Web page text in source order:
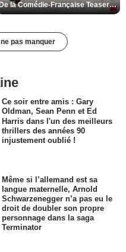
De la Comédie-Française Teaser VF
pas manquer
Ce soir entre amis : Gary
Oldman, Sean Penn et Ed
Harris dans l'un des meilleurs
thrillers des années 90
injustement oublié !
Même si l’allemand est sa
langue maternelle, Arnold
Schwarzenegger n’a pas eu le
droit de doubler son propre
personnage dans la saga
Terminator